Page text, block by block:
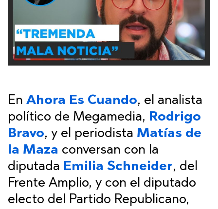
En Ahora Es Cuando, el analista
político de Megamedia, Rodrigo
Bravo, y el periodista Matías de
la Maza conversan con la
diputada Emilia Schneider, del
Frente Amplio, y con el diputado
electo del Partido Republicano,